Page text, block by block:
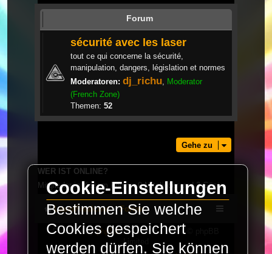
Forum
sécurité avec les laser
tout ce qui concerne la sécurité,
manipulation, dangers, législation et normes
Moderatoren: dj_richu Moderator
(French Zone)
Themen: 52
Gehe zu
WER IST ONLINE?
Mitglieder in diesem Forum: 0 Mitglieder und 2 Gäste
LaserFreak.net Forum
Powered byphpBB® Forum Software © phpBB
Limited
Cookie-Einstellungen
Bestimmen Sie welche
Cookies gespeichert
werden dürfen. Sie können